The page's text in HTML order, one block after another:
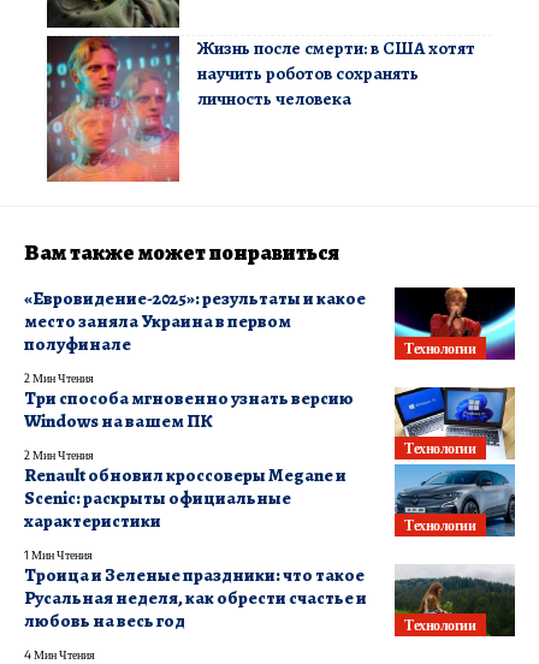
Жизнь после смерти: в США хотят
научить роботов сохранять
личность человека
Вам также может понравиться
Технологии
«Евровидение-2025»: результаты и какое
место заняла Украина в первом
полуфинале
2 Мин Чтения
Технологии
Три способа мгновенно узнать версию
Windows на вашем ПК
2 Мин Чтения
Технологии
Renault обновил кроссоверы Megane и
Scenic: раскрыты официальные
характеристики
1 Мин Чтения
Технологии
Троица и Зеленые праздники: что такое
Русальная неделя, как обрести счастье и
любовь на весь год
4 Мин Чтения